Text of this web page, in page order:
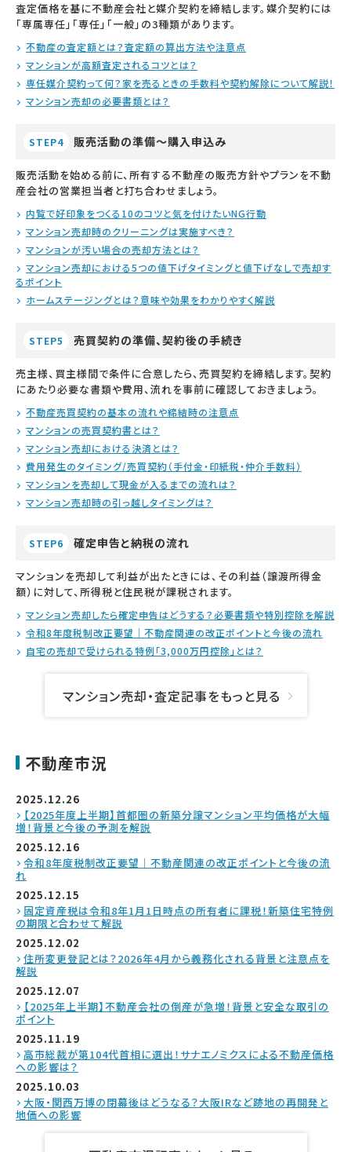
査定価格を基に不動産会社と媒介契約を締結します。媒介契約には
「専属専任」「専任」「一般」の3種類があります。
不動産の査定額とは？査定額の算出方法や注意点
マンションが高額査定されるコツとは？
専任媒介契約って何？家を売るときの手数料や契約解除について解説！
マンション売却の必要書類とは？
STEP4 販売活動の準備～購入申込み
販売活動を始める前に、所有する不動産の販売方針やプランを不動
産会社の営業担当者と打ち合わせましょう。
内覧で好印象をつくる10のコツと気を付けたいNG行動
マンション売却時のクリーニングは実施すべき？
マンションが汚い場合の売却方法とは？
マンション売却における5つの値下げタイミングと値下げなしで売却す
るポイント
ホームステージングとは？意味や効果をわかりやすく解説
STEP5 売買契約の準備、契約後の手続き
売主様、買主様間で条件に合意したら、売買契約を締結します。契約
にあたり必要な書類や費用、流れを事前に確認しておきましょう。
不動産売買契約の基本の流れや締結時の注意点
マンションの売買契約書とは？
マンション売却における決済とは？
費用発生のタイミング/売買契約（手付金・印紙税・仲介手数料）
マンションを売却して現金が入るまでの流れは？
マンション売却時の引っ越しタイミングは？
STEP6 確定申告と納税の流れ
マンションを売却して利益が出たときには、その利益（譲渡所得金
額）に対して、所得税と住民税が課税されます。
マンション売却したら確定申告はどうする？必要書類や特別控除を解説
令和8年度税制改正要望｜不動産関連の改正ポイントと今後の流れ
自宅の売却で受けられる特例「3,000万円控除」とは？
マンション売却・査定記事をもっと見る
不動産市況
2025.12.26
【2025年度上半期】首都圏の新築分譲マンション平均価格が大幅
増！背景と今後の予測を解説
2025.12.16
令和8年度税制改正要望｜不動産関連の改正ポイントと今後の流
れ
2025.12.15
固定資産税は令和8年1月1日時点の所有者に課税！新築住宅特例
の期限と合わせて解説
2025.12.02
住所変更登記とは？2026年4月から義務化される背景と注意点を
解説
2025.12.07
【2025年上半期】不動産会社の倒産が急増！背景と安全な取引の
ポイント
2025.11.19
高市総裁が第104代首相に選出！サナエノミクスによる不動産価格
への影響は？
2025.10.03
大阪・関西万博の閉幕後はどうなる？大阪IRなど跡地の再開発と
地価への影響